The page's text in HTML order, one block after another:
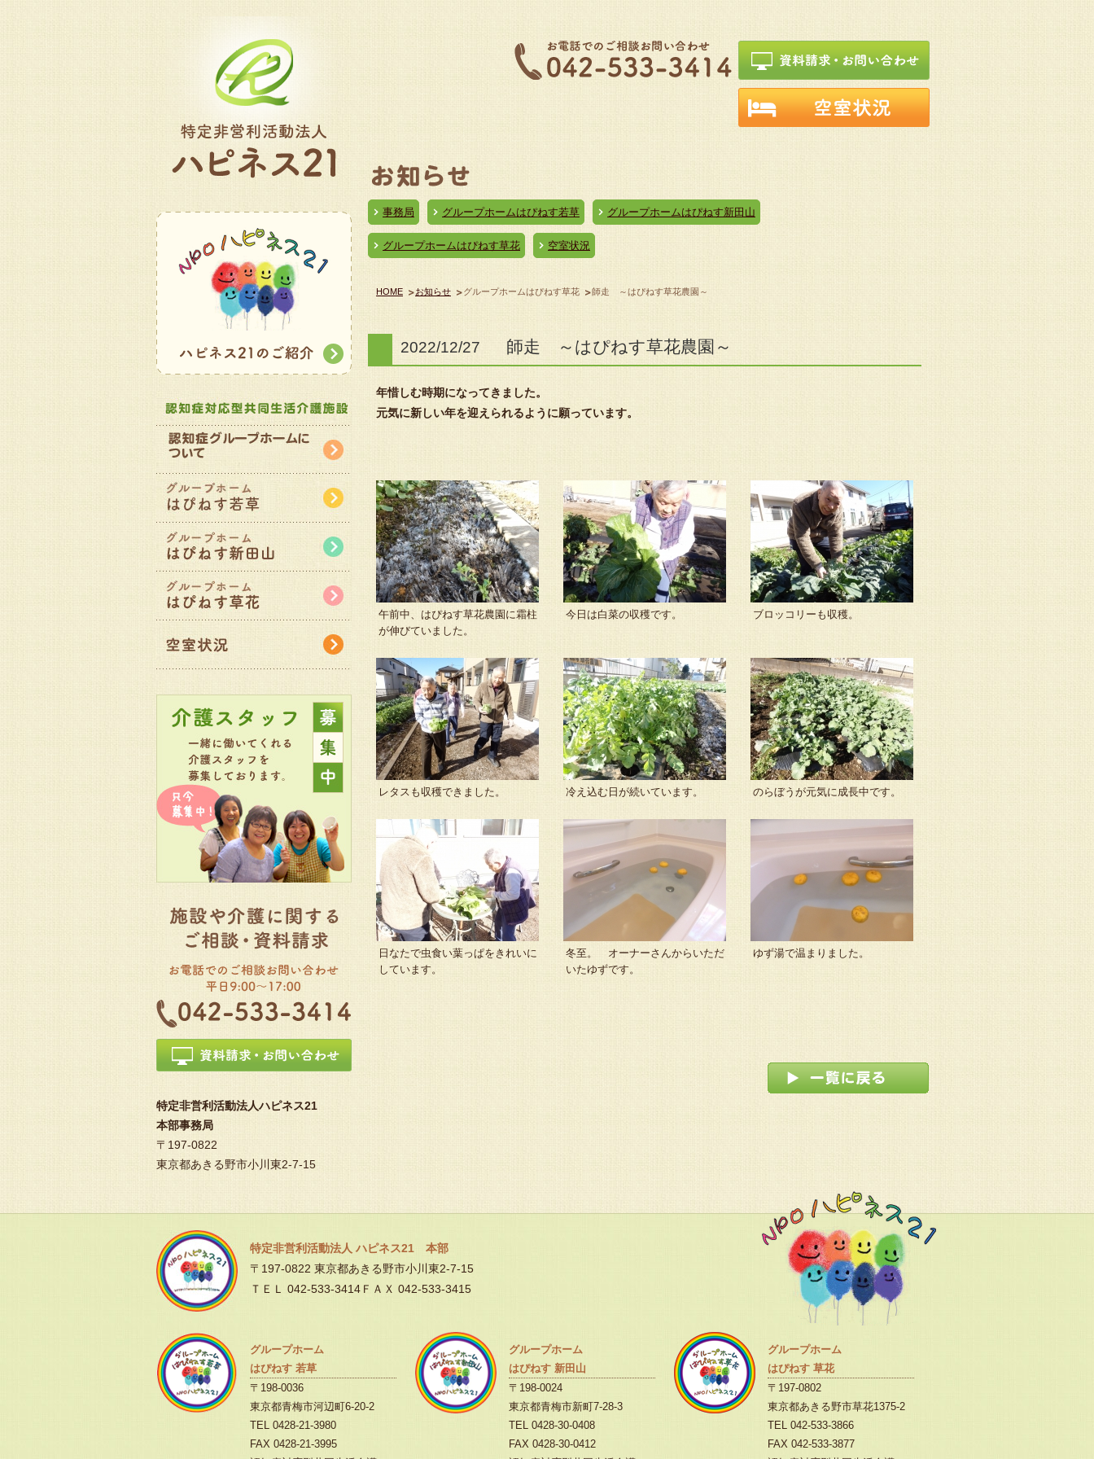
特定非営利活動法人ハピネス21
本部事務局
〒197-0822
東京都あきる野市小川東2-7-15
事務局 グループホームはぴねす若草 グループホームはぴねす新田山
グループホームはぴねす草花 空室状況
HOME お知らせ グループホームはぴねす草花 師走 ～はぴねす草花農園～
2022/12/27 師走 ～はぴねす草花農園～
年惜しむ時期になってきました。
元気に新しい年を迎えられるように願っています。
午前中、はぴねす草花農園に霜柱
が伸びていました。
今日は白菜の収穫です。 ブロッコリーも収穫。
レタスも収穫できました。 冷え込む日が続いています。 のらぼうが元気に成長中です。
日なたで虫食い葉っぱをきれいに
しています。
冬至。 オーナーさんからいただ
いたゆずです。
ゆず湯で温まりました。
特定非営利活動法人 ハピネス21 本部
〒197-0822 東京都あきる野市小川東2-7-15
ＴＥＬ 042-533-3414ＦＡＸ 042-533-3415
グループホーム
はぴねす 若草
〒198-0036
東京都青梅市河辺町6-20-2
TEL 0428-21-3980
FAX 0428-21-3995
グループホーム
はぴねす 新田山
〒198-0024
東京都青梅市新町7-28-3
TEL 0428-30-0408
FAX 0428-30-0412
グループホーム
はぴねす 草花
〒197-0802
東京都あきる野市草花1375-2
TEL 042-533-3866
FAX 042-533-3877